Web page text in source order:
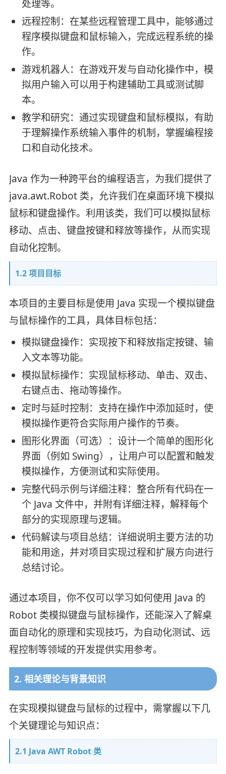
处理等。
远程控制：在某些远程管理工具中，能够通过
程序模拟键盘和鼠标输入，完成远程系统的操
作。
游戏机器人：在游戏开发与自动化操作中，模
拟用户输入可以用于构建辅助工具或测试脚
本。
教学和研究：通过实现键盘和鼠标模拟，有助
于理解操作系统输入事件的机制，掌握编程接
口和自动化技术。
Java 作为一种跨平台的编程语言，为我们提供了
java.awt.Robot 类，允许我们在桌面环境下模拟
鼠标和键盘操作。利用该类，我们可以模拟鼠标
移动、点击、键盘按键和释放等操作，从而实现
自动化控制。
1.2 项目目标
本项目的主要目标是使用 Java 实现一个模拟键盘
与鼠标操作的工具，具体目标包括：
模拟键盘操作：实现按下和释放指定按键、输
入文本等功能。
模拟鼠标操作：实现鼠标移动、单击、双击、
右键点击、拖动等操作。
定时与延时控制：支持在操作中添加延时，使
模拟操作更符合实际用户操作的节奏。
图形化界面（可选）：设计一个简单的图形化
界面（例如 Swing），让用户可以配置和触发
模拟操作，方便测试和实际使用。
完整代码示例与详细注释：整合所有代码在一
个 Java 文件中，并附有详细注释，解释每个
部分的实现原理与逻辑。
代码解读与项目总结：详细说明主要方法的功
能和用途，并对项目实现过程和扩展方向进行
总结讨论。
通过本项目，你不仅可以学习如何使用 Java 的
Robot 类模拟键盘与鼠标操作，还能深入了解桌
面自动化的原理和实现技巧，为自动化测试、远
程控制等领域的开发提供实用参考。
2. 相关理论与背景知识
在实现模拟键盘与鼠标的过程中，需掌握以下几
个关键理论与知识点：
2.1 Java AWT Robot 类